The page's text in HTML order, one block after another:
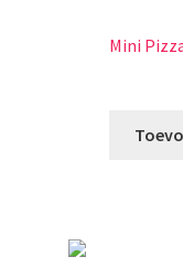
Mini